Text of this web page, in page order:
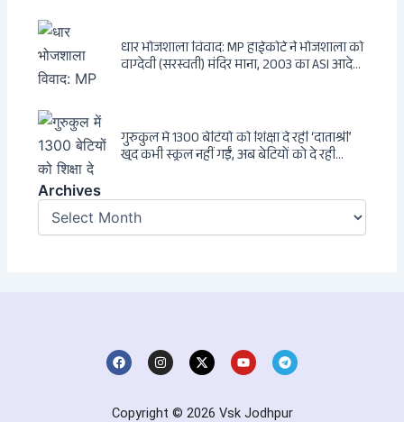
धार भोजशाला विवाद: MP हाईकोर्ट ने भोजशाला को
वाग्देवी (सरस्वती) मंदिर माना, 2003 का ASI आदेश
गुरुकुल में 1300 बेटियों को शिक्षा दे रहीं ‘दाताश्री’
खुद कभी स्कूल नहीं गईं, अब बेटियों को दे रही
Archives
Archives
F
a
c
b
o
I
n
s
a
g
X
-
t
i
t
Y
o
u
u
b
T
e
l
r
Copyright © 2026 Vsk Jodhpur